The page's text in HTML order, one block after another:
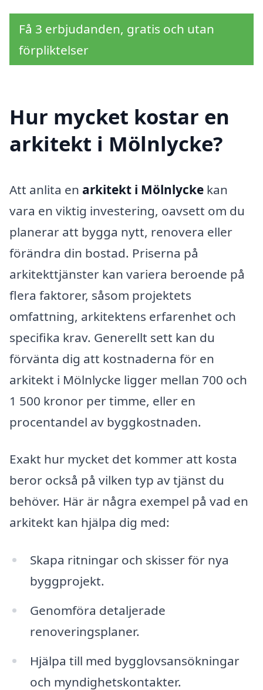
Få 3 erbjudanden, gratis och utan
förpliktelser
Hur mycket kostar en
arkitekt i Mölnlycke?
Att anlita en arkitekt i Mölnlycke kan
vara en viktig investering, oavsett om du
planerar att bygga nytt, renovera eller
förändra din bostad. Priserna på
arkitekttjänster kan variera beroende på
flera faktorer, såsom projektets
omfattning, arkitektens erfarenhet och
specifika krav. Generellt sett kan du
förvänta dig att kostnaderna för en
arkitekt i Mölnlycke ligger mellan 700 och
1 500 kronor per timme, eller en
procentandel av byggkostnaden.
Exakt hur mycket det kommer att kosta
beror också på vilken typ av tjänst du
behöver. Här är några exempel på vad en
arkitekt kan hjälpa dig med:
Skapa ritningar och skisser för nya
byggprojekt.
Genomföra detaljerade
renoveringsplaner.
Hjälpa till med bygglovsansökningar
och myndighetskontakter.